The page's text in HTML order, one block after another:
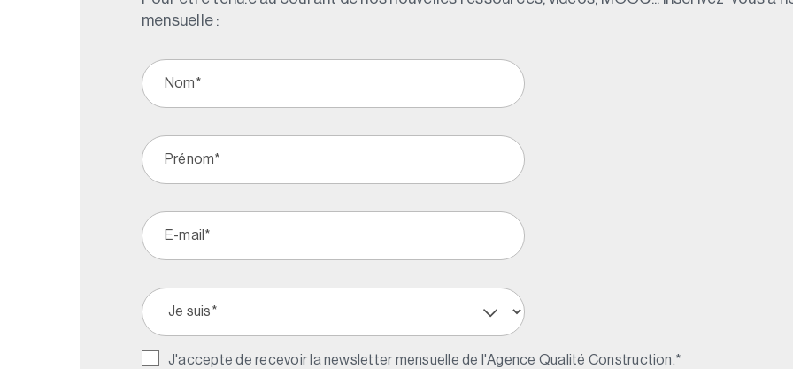
mensuelle :
J'accepte de recevoir la newsletter mensuelle de l'Agence Qualité Construction.*